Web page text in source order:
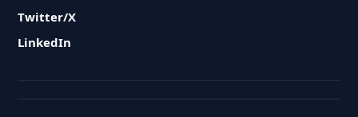
Twitter/X
LinkedIn